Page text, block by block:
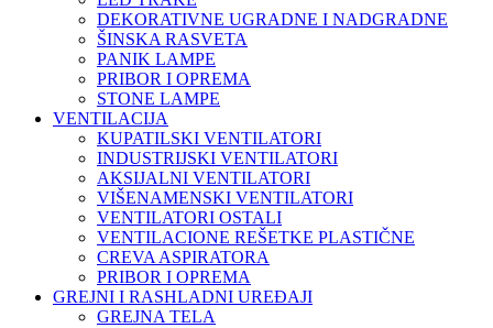
DEKORATIVNE UGRADNE I NADGRADNE
ŠINSKA RASVETA
PANIK LAMPE
PRIBOR I OPREMA
STONE LAMPE
VENTILACIJA
KUPATILSKI VENTILATORI
INDUSTRIJSKI VENTILATORI
AKSIJALNI VENTILATORI
VIŠENAMENSKI VENTILATORI
VENTILATORI OSTALI
VENTILACIONE REŠETKE PLASTIČNE
CREVA ASPIRATORA
PRIBOR I OPREMA
GREJNI I RASHLADNI UREĐAJI
GREJNA TELA